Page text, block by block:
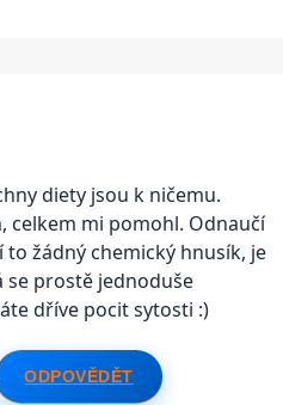
diety jsou k ničemu.
celkem mi pomohl. Odnaučí
žádný chemický hnusík, je
prostě jednoduše
dříve pocit sytosti :)
ODPOVĚDĚT